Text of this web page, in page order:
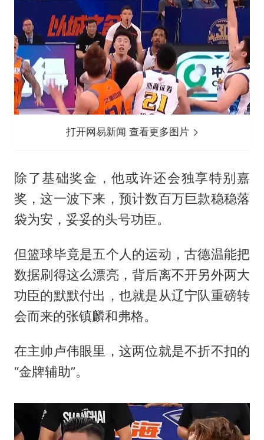
打开网易新闻 查看更多图片
除了基础奖金，他或许还会独享特别嘉
奖，这一波下来，预计数百万巨款稳稳落
袋为安，妥妥的头号功臣。
但篮球毕竟是五个人的运动，古德温能把
数据刷得这么漂亮，背后离不开另外两大
功臣的默默付出，也就是从辽宁队重磅转
会而来的张镇麟和弗格。
在主帅卢伟眼里，这两位就是不折不扣的
“金牌辅助”。